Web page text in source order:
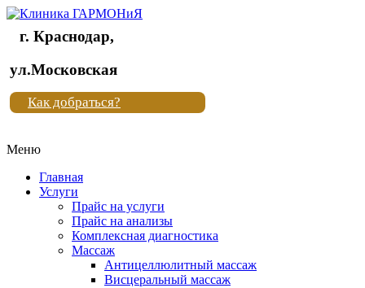
Клиника
"Новая
жизнь"
Клиника
жизнь"
г. Краснодар,
ул.Московская
Как добраться?
Меню
Главная
Услуги
Прайс на услуги
Прайс на анализы
Комплексная диагностика
Массаж
Антицеллюлитный массаж
Висцеральный массаж